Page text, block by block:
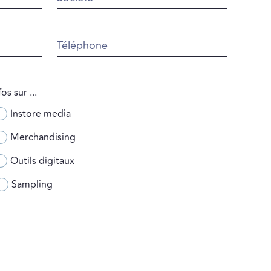
Téléphone
sur ...
Instore media
Merchandising
Outils digitaux
Sampling